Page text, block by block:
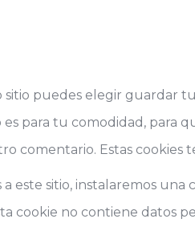
puedes elegir guardar
para tu comodidad, para
comentario. Estas cookies
este sitio, instalaremos
cookie no contiene datos